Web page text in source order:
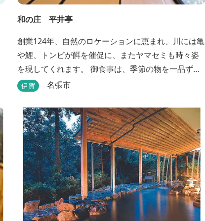
和の庄 平井亭
創業124年、自然のロケーションに恵まれ、川には亀
や鯉、トンビが餌を催促に、またヤマセミも時々姿
を現してくれます。 御食事は、季節の物を一品ず
つ、手作りの味を楽しんで頂いております。（宿泊
伊賀 名張市